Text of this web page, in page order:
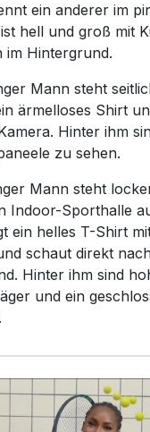
ein anderer im
hell und groß mit
im Hintergrund.
Mann steht
ärmelloses Shirt
Hinter ihm
zu sehen.
Mann steht
Indoor-Sporthalle
ein helles T-Shirt
schaut direkt
Hinter ihm sind
und ein